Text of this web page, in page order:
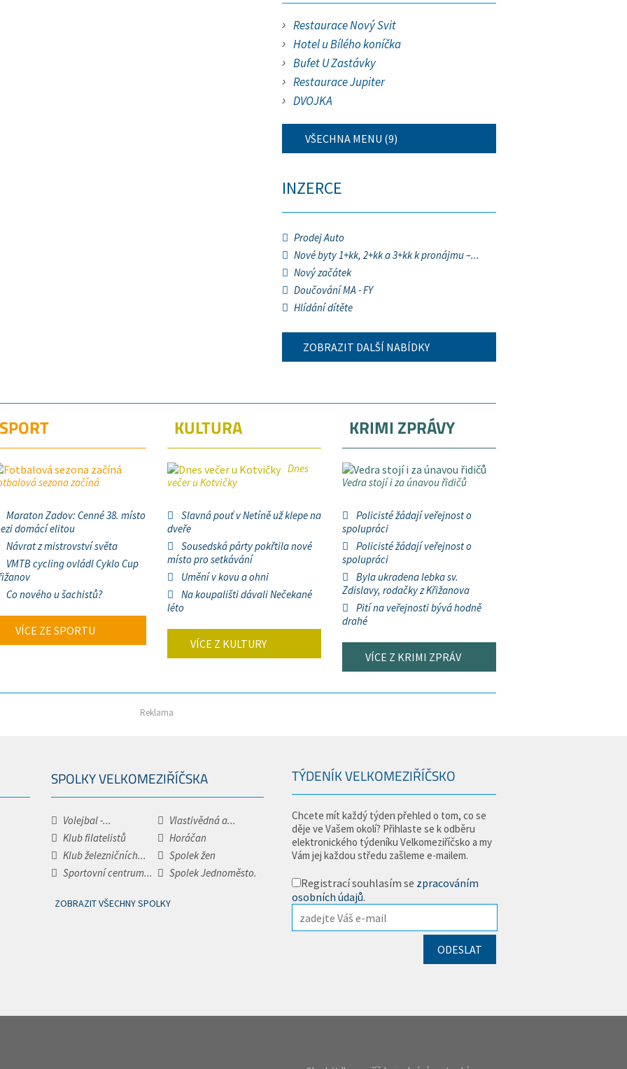
Restaurace Nový Svit
Hotel u Bílého koníčka
Bufet U Zastávky
Restaurace Jupiter
DVOJKA
VŠECHNA MENU (9)
INZERCE
Prodej Auto
Nové byty 1+kk, 2+kk a 3+kk k pronájmu –...
Nový začátek
Doučování MA - FY
Hlídání dítěte
ZOBRAZIT DALŠÍ NABÍDKY
SPORT
sezona začíná
Maraton Zadov: Cenné 38. místo
domácí elitou
Návrat z mistrovství světa
VMTB cycling ovládl Cyklo Cup
Co nového u šachistů?
VÍCE ZE SPORTU
KULTURA
Dnes
večer u Kotvičky
Slavná pouť v Netíně už klepe na
dveře
Sousedská párty pokřtila nové
místo pro setkávání
Umění v kovu a ohni
Na koupališti dávali Nečekané
léto
VÍCE Z KULTURY
KRIMI ZPRÁVY
Vedra stojí i za únavou řidičů
Policisté žádají veřejnost o
spolupráci
Policisté žádají veřejnost o
spolupráci
Byla ukradena lebka sv.
Zdislavy, rodačky z Křižanova
Pití na veřejnosti bývá hodně
drahé
VÍCE Z KRIMI ZPRÁV
Reklama
SPOLKY VELKOMEZIŘÍČSKA
Volejbal -...
Vlastivědná a...
Klub filatelistů
Horáčan
Klub železničních...
Spolek žen
Sportovní centrum...
Spolek Jednoměsto.
ZOBRAZIT VŠECHNY SPOLKY
TÝDENÍK VELKOMEZIŘÍČSKO
Chcete mít každý týden přehled o tom, co se
děje ve Vašem okolí? Přihlaste se k odběru
elektronického týdeníku Velkomeziříčsko a my
Vám jej každou středu zašleme e-mailem.
Registrací souhlasím se zpracováním
osobních údajů.